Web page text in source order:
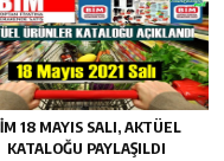
18 MAYIS SALI, AKTÜEL
KATALOĞU PAYLAŞILDI